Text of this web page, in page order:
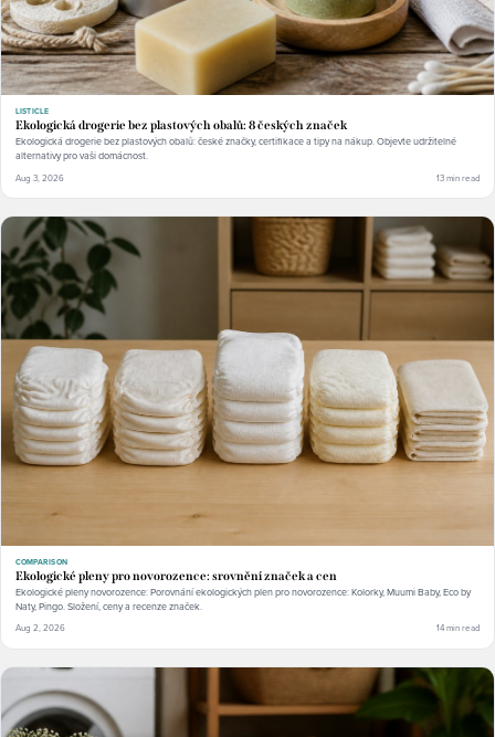
LISTICLE
Ekologická drogerie bez plastových obalů: 8 českých značek
Ekologická drogerie bez plastových obalů: české značky, certifikace a tipy na nákup. Objevte udržitelné
alternativy pro vaši domácnost.
Aug 3, 2026 13 min read
COMPARISON
Ekologické pleny pro novorozence: srovnění značek a cen
Ekologické pleny novorozence: Porovnání ekologických plen pro novorozence: Kolorky, Muumi Baby, Eco by
Naty, Pingo. Složení, ceny a recenze značek.
Aug 2, 2026 14 min read